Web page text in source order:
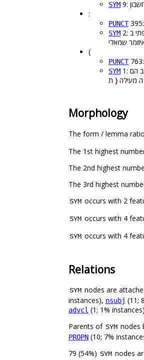
SYM
:
PUNCT
SYM 2: כיום ה שימוש ב איזומר ה שמאלי של אמפטמין ל טיפול תרופתי ב - ADHD הוא ב תערובת של מלחים יחד עם תערובת אננטיומרים של אמפטמין ( MES-amphetamine ) , ש
(
PUNCT
SYM 1: ממצאי ה ביקורת ה חקירתית ו מסקנותי ה סוכמו ל דו”ח חקירה ש שימש כ תשתית ה ראייתית ל הגשת תביעה אזרחית ב סכום של כ ־ 254 מיליון ש”ח כנגד 36 גורמים , ב הם
ה מעילה (
Morphology
The form / lemma
The 1st highest
The 2nd highest
The 3rd highest
SYM occurs with 2
SYM occurs with 4
SYM occurs with 4
Relations
SYM nodes are
instances), nsubj (11;
advcl (1; 1%
Parents of SYM nodes
PROPN (10; 7%
79 (54%) SYM nodes